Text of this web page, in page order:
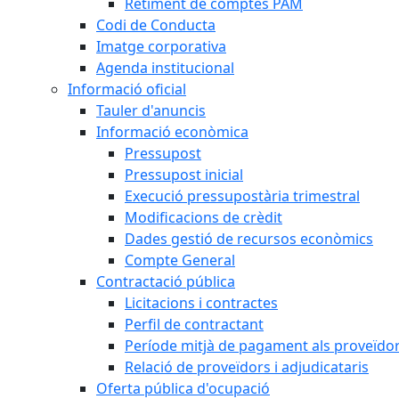
Codi de Conducta
Imatge corporativa
Agenda institucional
Informació oficial
Tauler d'anuncis
Informació econòmica
Pressupost
Pressupost inicial
Execució pressupostària trimestral
Modificacions de crèdit
Dades gestió de recursos econòmics
Compte General
Contractació pública
Licitacions i contractes
Perfil de contractant
Període mitjà de pagament als
Relació de proveïdors i adjudicataris
Oferta pública d'ocupació